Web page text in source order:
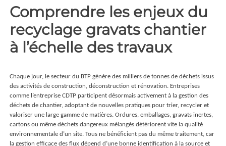
Comprendre les enjeux du
recyclage gravats chantier
à l’échelle des travaux
Chaque jour, le secteur du BTP génère des milliers de tonnes de déchets issus
des activités de construction, déconstruction et rénovation. Entreprises
comme l’entreprise CDTP participent désormais activement à la gestion des
déchets de chantier, adoptant de nouvelles pratiques pour trier, recycler et
valoriser une large gamme de matières. Ordures, emballages, gravats inertes,
cartons ou même déchets dangereux mélangés détériorent vite la qualité
environnementale d’un site. Tous ne bénéficient pas du même traitement, car
la gestion efficace des flux dépend d’une bonne identification à la source et